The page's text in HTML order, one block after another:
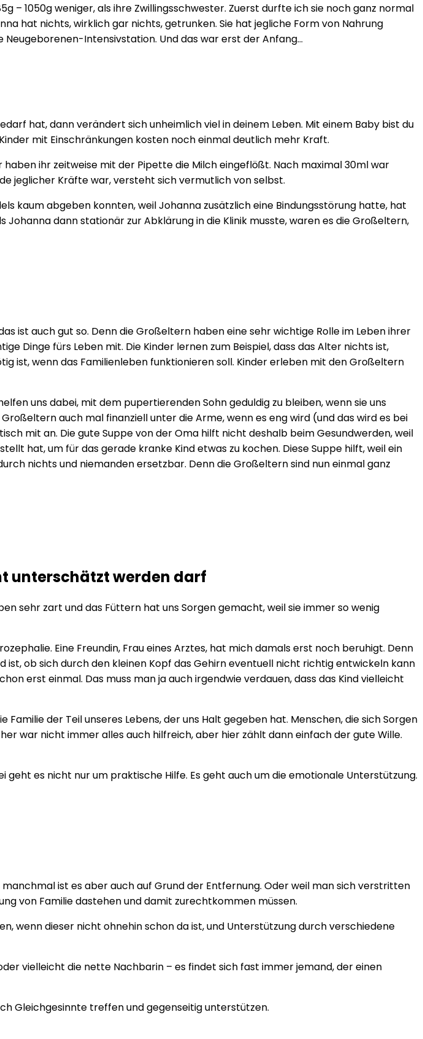
1050g weniger, als ihre Zwillingsschwester. Zuerst durfte ich sie noch ganz normal
hat nichts, wirklich gar nichts, getrunken. Sie hat jegliche Form von Nahrung
Neugeborenen-Intensivstation. Und das war erst der Anfang…
hat, dann verändert sich unheimlich viel in deinem Leben. Mit einem Baby bist du
mit Einschränkungen kosten noch einmal deutlich mehr Kraft.
ihr zeitweise mit der Pipette die Milch eingeflößt. Nach maximal 30ml war
jeglicher Kräfte war, versteht sich vermutlich von selbst.
kaum abgeben konnten, weil Johanna zusätzlich eine Bindungsstörung hatte, hat
dann stationär zur Abklärung in die Klinik musste, waren es die Großeltern,
ist auch gut so. Denn die Großeltern haben eine sehr wichtige Rolle im Leben ihrer
Dinge fürs Leben mit. Die Kinder lernen zum Beispiel, dass das Alter nichts ist,
ist, wenn das Familienleben funktionieren soll. Kinder erleben mit den Großeltern
uns dabei, mit dem pupertierenden Sohn geduldig zu bleiben, wenn sie uns
auch mal finanziell unter die Arme, wenn es eng wird (und das wird es bei
mit an. Die gute Suppe von der Oma hilft nicht deshalb beim Gesundwerden, weil
hat, um für das gerade kranke Kind etwas zu kochen. Diese Suppe hilft, weil ein
nichts und niemanden ersetzbar. Denn die Großeltern sind nun einmal ganz
unterschätzt werden darf
sehr zart und das Füttern hat uns Sorgen gemacht, weil sie immer so wenig
Eine Freundin, Frau eines Arztes, hat mich damals erst noch beruhigt. Denn
ob sich durch den kleinen Kopf das Gehirn eventuell nicht richtig entwickeln kann
erst einmal. Das muss man ja auch irgendwie verdauen, dass das Kind vielleicht
der Teil unseres Lebens, der uns Halt gegeben hat. Menschen, die sich Sorgen
war nicht immer alles auch hilfreich, aber hier zählt dann einfach der gute Wille.
es nicht nur um praktische Hilfe. Es geht auch um die emotionale Unterstützung.
ist es aber auch auf Grund der Entfernung. Oder weil man sich verstritten
von Familie dastehen und damit zurechtkommen müssen.
wenn dieser nicht ohnehin schon da ist, und Unterstützung durch verschiedene
vielleicht die nette Nachbarin – es findet sich fast immer jemand, der einen
Gleichgesinnte treffen und gegenseitig unterstützen.